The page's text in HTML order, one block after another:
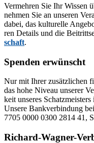
Ver­meh­ren Sie Ihr Wis­sen
neh­men Sie an un­se­ren
da­bei, das kul­tu­rel­le
ren De­tails und die
schaft.
Spenden erwünscht
Nur mit Ih­rer zu­sätz­li­chen
das hohe Ni­veau un­se­rer
keit un­se­res
Un­se­re Bank­ver­bin­dung
7705 0000 0300 2814
Richard-Wagner-